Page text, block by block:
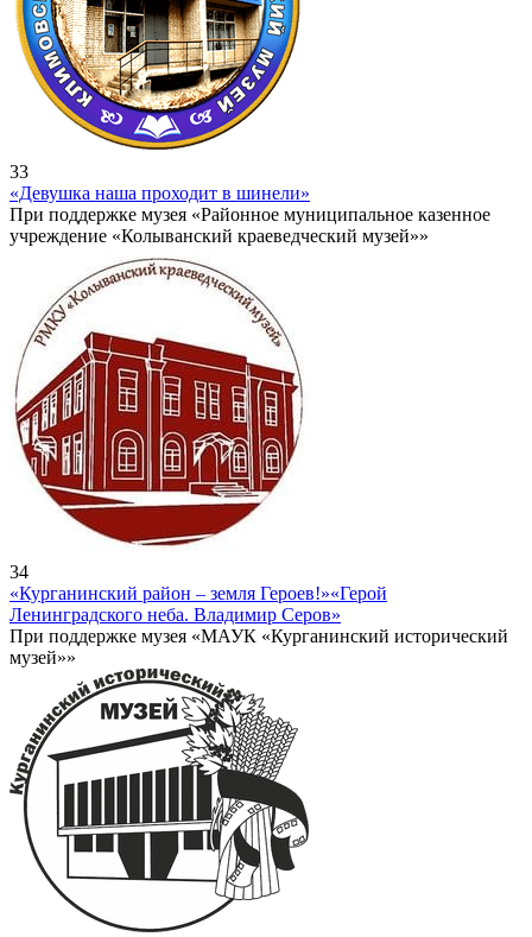
33
«Девушка наша проходит в шинели»
При поддержке музея «Районное муниципальное казенное
учреждение «Колыванский краеведческий музей»»
34
«Курганинский район – земля Героев!»«Герой
Ленинградского неба. Владимир Серов»
При поддержке музея «МАУК «Курганинский исторический
музей»»